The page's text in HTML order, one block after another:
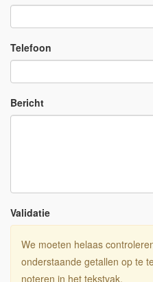
Telefoon
Bericht
Validatie
We moeten helaas
onderstaande getallen op te
noteren in het tekstvak.